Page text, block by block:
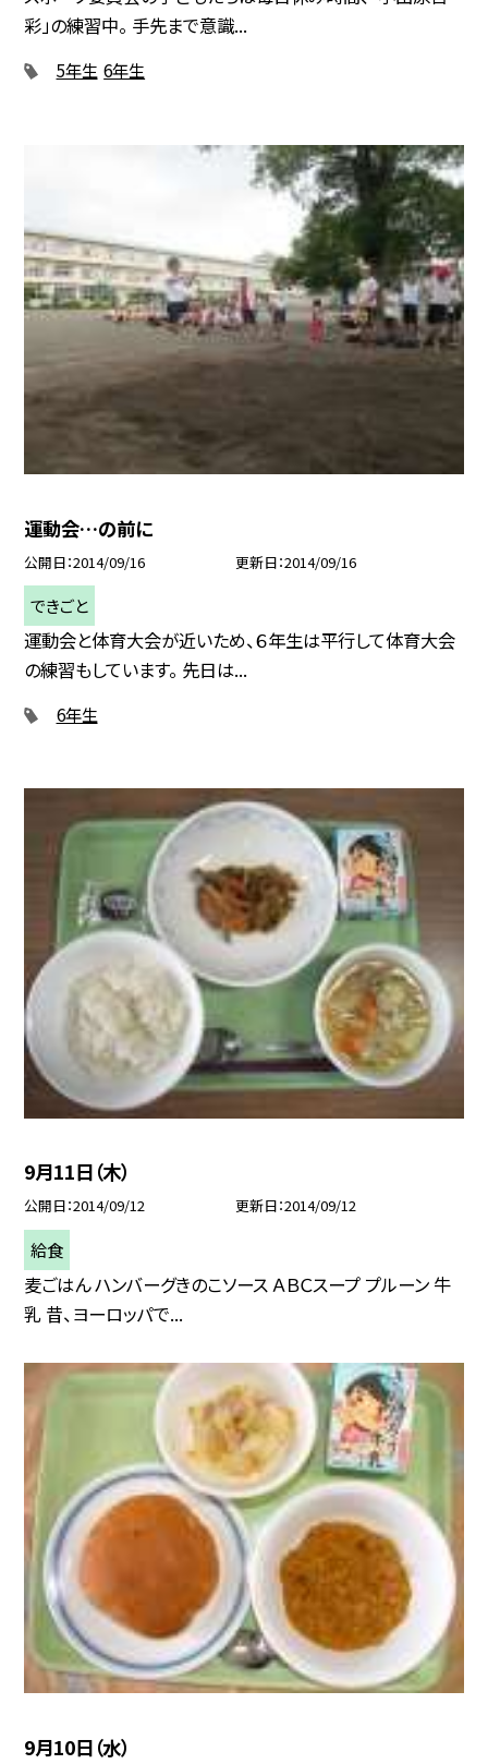
彩」の練習中。 手先まで意識...
5年生 6年生
運動会…の前に
公開日 2014/09/16 更新日 2014/09/16
できごと
運動会と体育大会が近いため、６年生は平行して体育大会
の練習もしています。 先日は...
6年生
9月11日（木）
公開日 2014/09/12 更新日 2014/09/12
給食
麦ごはん ハンバーグきのこソース ＡＢＣスープ プルーン 牛
乳 昔、ヨーロッパで...
9月10日（水）